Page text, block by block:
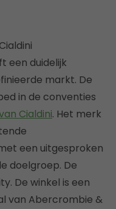
een duidelijk
markt. De
in de conventies
Cialdini. Het merk
een uitgesproken
doelgroep. De
De winkel is een
van Abercrombie &